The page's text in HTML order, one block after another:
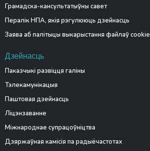
Грамадска-кансультатыўны савет
Пералік НПА, якія рэгулююць дзейнасць
Заява аб палітыцы выкарыстання файлаў cookie
Дзейнасць
Паказчыкі развіцця галіны
Тэлекамунікацыя
Паштовая дзейнасць
Ліцэнзаванне
Міжнароднае супрацоўніцтва
Дзяржаўная камісія па радыёчастотах